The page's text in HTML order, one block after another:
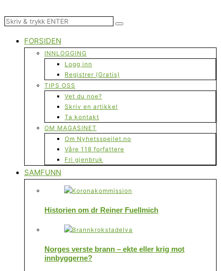
FORSIDEN
INNLOGGING
Logg inn
Registrer (Gratis)
TIPS OSS
Vet du noe?
Skriv en artikkel
Ta kontakt
OM MAGASINET
Om Nyhetsspeilet.no
Våre 118 forfattere
Fri gjenbruk
SAMFUNN
Historien om dr Reiner Fuellmich
Norges verste brann – ekte eller krig mot
innbyggerne?